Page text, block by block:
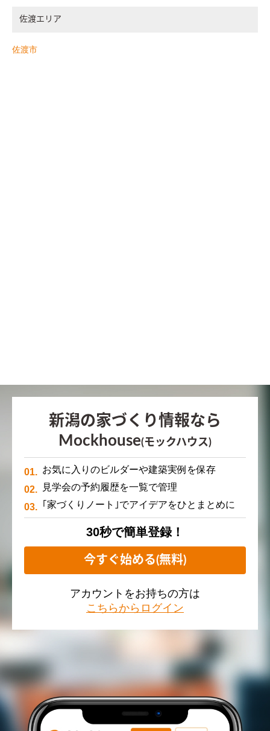
佐渡エリア
佐渡市
新潟の家づくり情報なら
Mockhouse(モックハウス)
お気に入りのビルダーや建築実例を保存
見学会の予約履歴を一覧で管理
｢家づくりノート｣でアイデアをひとまとめに
30秒で簡単登録！
今すぐ始める(無料)
アカウントをお持ちの方は
こちらからログイン